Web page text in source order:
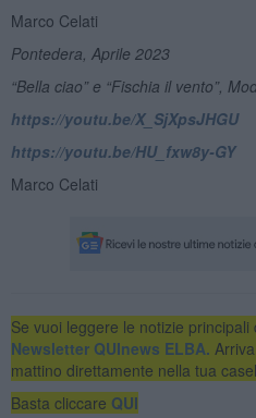
Marco Celati
Pontedera, Aprile 2023
“Bella ciao” e “Fischia il vento”,
https://youtu.be/X_SjXpsJHGU
https://youtu.be/HU_fxw8y-GY
Marco Celati
Se vuoi leggere le notizie
Newsletter QUInews ELBA.
mattino direttamente nella tua
Basta cliccare QUI